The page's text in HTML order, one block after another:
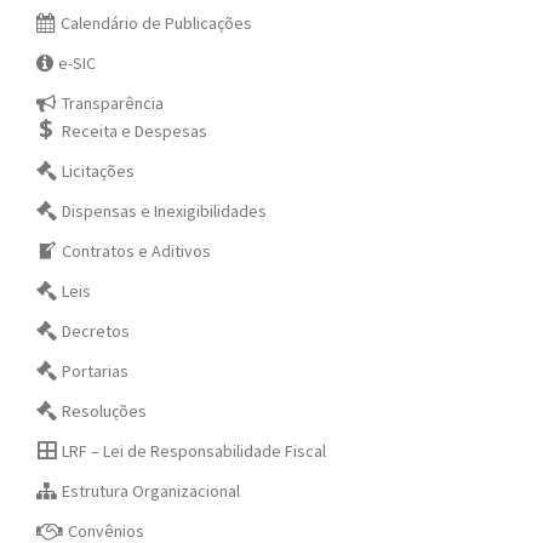
Calendário de Publicações
e-SIC
Transparência
Receita e Despesas
Licitações
Dispensas e Inexigibilidades
Contratos e Aditivos
Leis
Decretos
Portarias
Resoluções
LRF – Lei de Responsabilidade Fiscal
Estrutura Organizacional
Convênios